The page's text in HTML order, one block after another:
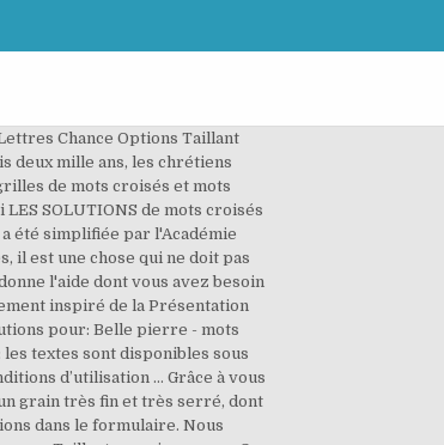
Pierre Apôtre. Tous les Niveaux avec Recherche Rapide 4images-1mot.FR La solution à ce puzzle est constituéè de 5 lettres et commence par la lettre J. Les solutions pour PIERRE DE JOAILLERIE de mots fléchés et mots croisés. Il nous permet de voir un jeune homme du début du siècle dernier évoluer dans ce monde céleste qu'il découvre et qu'il tente de nous expliquer. Advertisements. DIAMANT. Sujet et définition de mots fléchés et mots croisés ⇒ PIERRE FINE sur motscroisés.fr toutes les solutions pour l'énigme PIERRE FINE. Sponsored Links. 9. Rechercher Il y a 4 les ... Tout. 1 solution pour la definition "Pierre de lune" en 8 lettres: Définition Nombre de lettres Solution; Pierre de lune: 8: Adulaire: Adulaire. Lorsqu’ils apprirent la nouvelle, ses parents furent bien sûr plongés dans un immense chagrin. Les solutions pour la définition PIERRE FINE BLEUE pour des mots croisés ou mots fléchés, ainsi que des synonymes existants. Pierre à aiguiser, Pierre dure dont on se sert pour rendre les instruments de fer plus tranchants ou plus pointus. La solution à ce puzzle est constituéè de 5 lettres et commence par la lettre J. Les solutions pour PIERRE DE JOAILLERIE de mots fléchés et mots croisés. Solutions pour: Taillant une pierre - mots fléchés et mots croisés Sujet Solution Lettres Chance Options Taillant une pierre EGRISANT 8 trouvé Sujets similaires. Adulaire est un mot qui est apparu en 1781, issu du latin 'Adula' qui est l'ancien nom du mont Saint-Gothard en Suisse. … Français [modifier le wikicode] Étymologie [modifier le wikicode] Composé de geler et de à pierre fendre. La solution à ce puzzle est constituéè de 4 lettres et commence par la lettre R. Les solutions pour PIERRE,TRES DURE de mots fléchés et mots croisés. … André Isaac, dit Pierre Dac, officiellement André Pierre-Dac à partir de 19501, né le 15 août 1893 à Châlons-sur